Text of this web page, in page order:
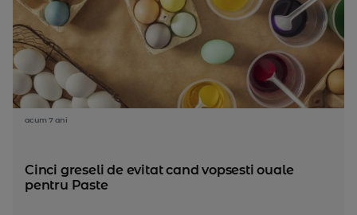
acum 7 ani
Cinci greseli de evitat cand vopsesti ouale
pentru Paste